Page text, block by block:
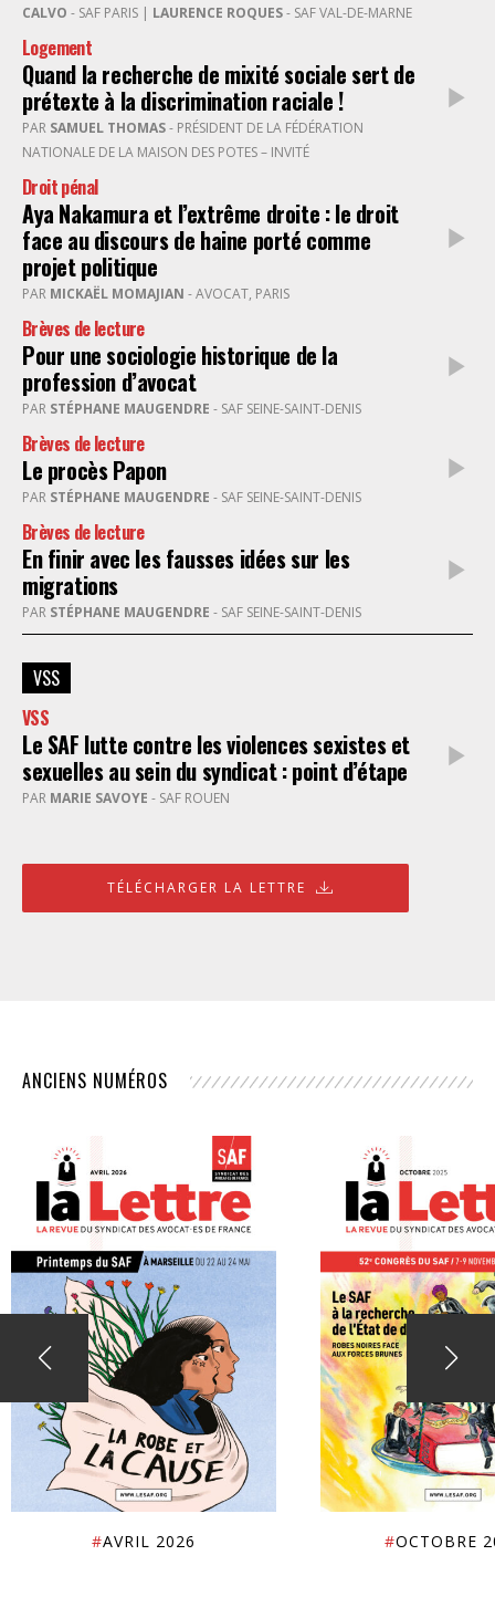
CALVO
- SAF PARIS | LAURENCE ROQUES- SAF VAL-DE-MARNE
Logement
Quand la recherche de mixité sociale sert de
prétexte à la discrimination raciale !
PAR SAMUEL THOMAS
NATIONALE DE LA MAISON DES POTES – INVITÉ
Droit pénal
Aya Nakamura et l’extrême droite : le droit
face au discours de haine porté comme
projet politique
PAR MICKAËL MOMAJIAN - AVOCAT, PARIS
Brèves de lecture
Pour une sociologie historique de la
profession d’avocat
PAR STÉPHANE MAUGENDRE - SAF SEINE-SAINT-DENIS
Brèves de lecture
Le procès Papon
PAR STÉPHANE MAUGENDRE - SAF SEINE-SAINT-DENIS
Brèves de lecture
En finir avec les fausses idées sur les
migrations
PAR STÉPHANE MAUGENDRE - SAF SEINE-SAINT-DENIS
VSS
VSS
Le SAF lutte contre les violences sexistes et
sexuelles au sein du syndicat : point d’étape
PAR MARIE SAVOYE - SAF ROUEN
TÉLÉCHARGER LA LETTRE
ANCIENS NUMÉROS
#AVRIL 2026 #OCTOBRE